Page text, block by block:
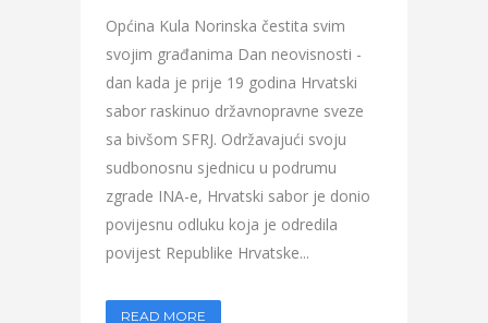
Općina Kula Norinska čestita svim
svojim građanima Dan neovisnosti -
dan kada je prije 19 godina Hrvatski
sabor raskinuo državnopravne sveze
sa bivšom SFRJ. Održavajući svoju
sudbonosnu sjednicu u podrumu
zgrade INA-e, Hrvatski sabor je donio
povijesnu odluku koja je odredila
povijest Republike Hrvatske...
READ MORE